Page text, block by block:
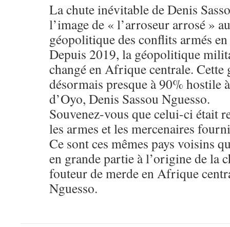
La chute inévitable de Denis
l’image de « l’arroseur arrosé »
géopolitique des conflits armés
Depuis 2019, la géopolitique
changé en Afrique centrale. Cette
désormais presque à 90% hostile
d’Oyo, Denis Sassou Nguesso.
Souvenez-vous que celui-ci était
les armes et les mercenaires
Ce sont ces mêmes pays voisins
en grande partie à l’origine de la
fouteur de merde en Afrique
Nguesso.